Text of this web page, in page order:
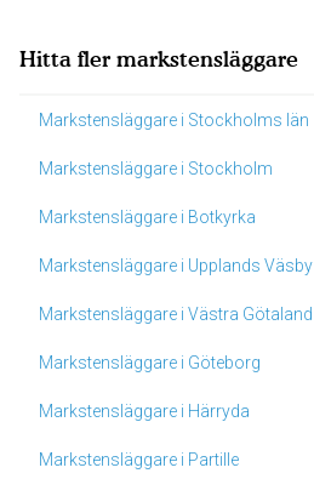
Hitta fler markstensläggare
Markstensläggare i Stockholms län
Markstensläggare i Stockholm
Markstensläggare i Botkyrka
Markstensläggare i Upplands Väsby
Markstensläggare i Västra Götaland
Markstensläggare i Göteborg
Markstensläggare i Härryda
Markstensläggare i Partille